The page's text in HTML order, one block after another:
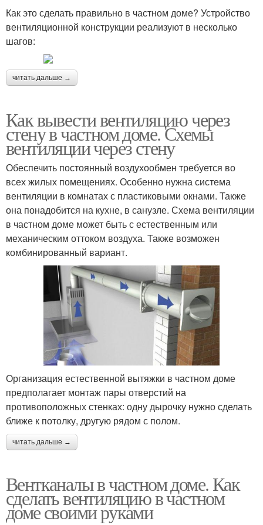
Как это сделать правильно в частном доме? Устройство
вентиляционной конструкции реализуют в несколько
шагов:
читать дальше →
Как вывести вентиляцию через
стену в частном доме. Схемы
вентиляции через стену
Обеспечить постоянный воздухообмен требуется во
всех жилых помещениях. Особенно нужна система
вентиляции в комнатах с пластиковыми окнами. Также
она понадобится на кухне, в санузле. Схема вентиляции
в частном доме может быть с естественным или
механическим оттоком воздуха. Также возможен
комбинированный вариант.
Организация естественной вытяжки в частном доме
предполагает монтаж пары отверстий на
противоположных стенках: одну дырочку нужно сделать
ближе к потолку, другую рядом с полом.
читать дальше →
Вентканалы в частном доме. Как
сделать вентиляцию в частном
доме своими руками